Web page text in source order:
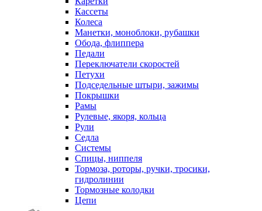
Кассеты
Колеса
Манетки, моноблоки, рубашки
Обода, флиппера
Педали
Переключатели скоростей
Петухи
Подседельные штыри, зажимы
Покрышки
Рамы
Рулевые, якоря, кольца
Рули
Седла
Системы
Спицы, ниппеля
Тормоза, роторы, ручки, тросики,
гидролинии
Тормозные колодки
Цепи